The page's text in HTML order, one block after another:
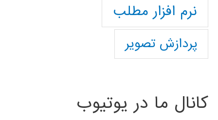
نرم افزار مطلب
پردازش تصویر
کانال ما در یوتیوب